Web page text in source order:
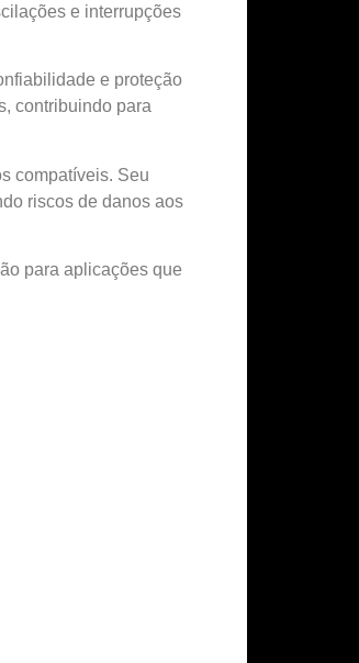
e interrupções
e proteção
contribuindo para
compatíveis. Seu
riscos de danos aos
para aplicações que